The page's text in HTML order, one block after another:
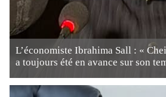
L’économiste Ibrahima Sall : «
a toujours été en avance sur son